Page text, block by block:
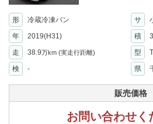
形 冷蔵冷凍バン サ
年
2019(H31) 積
走 38.9万km (実走行距離) 型
検
- 県
販売価格
お問い合わせく